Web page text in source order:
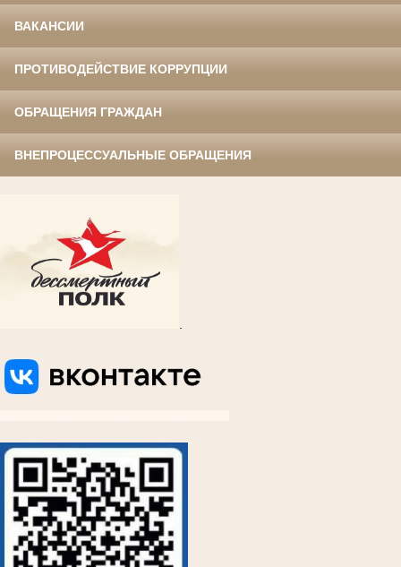
ВАКАНСИИ
ПРОТИВОДЕЙСТВИЕ КОРРУПЦИИ
ОБРАЩЕНИЯ ГРАЖДАН
ВНЕПРОЦЕССУАЛЬНЫЕ ОБРАЩЕНИЯ
.